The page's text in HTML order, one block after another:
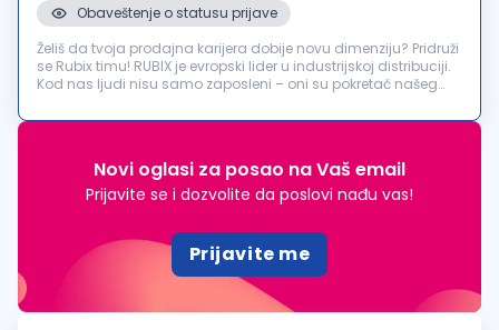
Obaveštenje o statusu prijave
Želiš da tvoja prodajna karijera dobije novu dimenziju? Pridruži
se Rubix timu! RUBIX je evropski lider u industrijskoj distribuciji.
Kod nas ljudi nisu samo zaposleni – oni su pokretač našeg
Novi oglasi za posao na Vaš email
Prijavite se i dozvolite da poslovi nađu vas!
Prijavite me